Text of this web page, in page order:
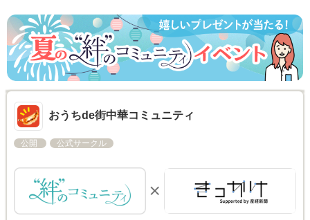
おうちde街中華コミュニティ
公開 公式サークル